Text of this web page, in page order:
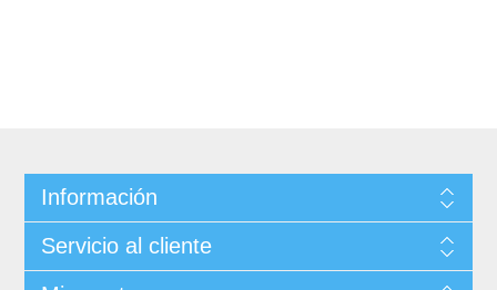
Información
Servicio al cliente